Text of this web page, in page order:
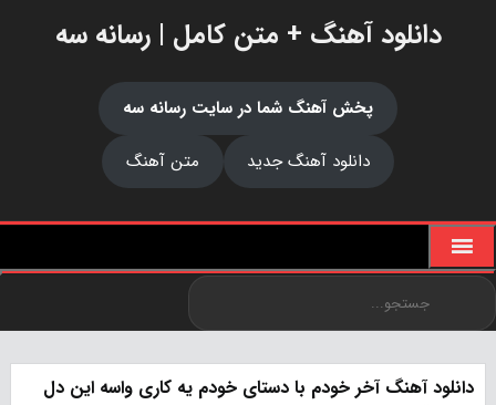
دانلود آهنگ + متن کامل | رسانه سه
پخش آهنگ شما در سایت رسانه سه
دانلود آهنگ جدید
متن آهنگ
دانلود آهنگ آخر خودم با دستای خودم یه کاری واسه این دل